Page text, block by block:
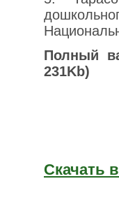
Полный
231Kb)
Скачать